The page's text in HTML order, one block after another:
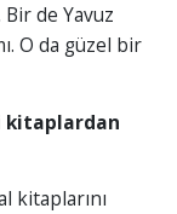
Bir de Yavuz
O da güzel bir
kitaplardan
kitaplarını